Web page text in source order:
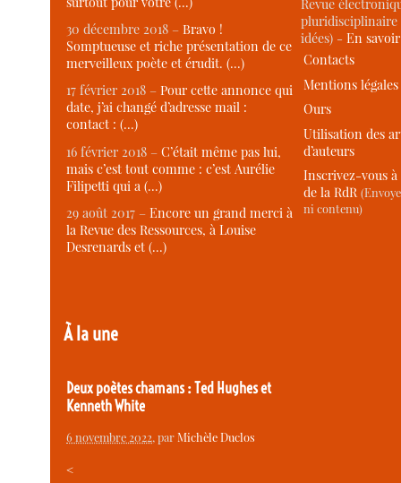
30 décembre 2018 –Bravo !
Somptueuse et riche présentation de ce
merveilleux poète et érudit. (…)
17 février 2018 –Pour cette annonce qui
date, j’ai changé d’adresse mail :
contact : (…)
16 février 2018 –C’était même pas lui,
mais c’est tout comme : c’est Aurélie
Filipetti qui a (…)
29 août 2017 –Encore un grand merci à
la Revue des Ressources, à Louise
Desrenards et (…)
À la une
Deux poètes chamans : Ted Hughes et
Kenneth White
6 novembre 2022, parMichèle Duclos
<
Revue
idées) -En
Contacts
Mentions légales
Ours
Utilisation des
d’auteurs
Inscrivez-vous
de la RdR
ni contenu)